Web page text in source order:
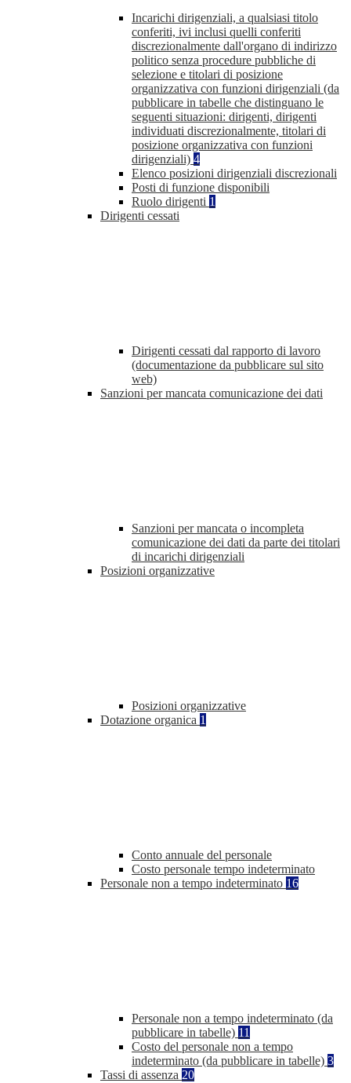
Incarichi dirigenziali, a qualsiasi titolo
conferiti, ivi inclusi quelli conferiti
discrezionalmente dall'organo di indirizzo
politico senza procedure pubbliche di
selezione e titolari di posizione
organizzativa con funzioni dirigenziali (da
pubblicare in tabelle che distinguano le
seguenti situazioni: dirigenti, dirigenti
individuati discrezionalmente, titolari di
posizione organizzativa con funzioni
dirigenziali) 4
Elenco posizioni dirigenziali discrezionali
Posti di funzione disponibili
Ruolo dirigenti 1
Dirigenti cessati
Dirigenti cessati dal rapporto di lavoro
(documentazione da pubblicare sul sito
web)
Sanzioni per mancata comunicazione dei dati
Sanzioni per mancata o incompleta
comunicazione dei dati da parte dei titolari
di incarichi dirigenziali
Posizioni organizzative
Posizioni organizzative
Dotazione organica 1
Conto annuale del personale
Costo personale tempo indeterminato
Personale non a tempo indeterminato 16
Personale non a tempo indeterminato (da
pubblicare in tabelle) 11
Costo del personale non a tempo
indeterminato (da pubblicare in tabelle) 3
Tassi di assenza 20